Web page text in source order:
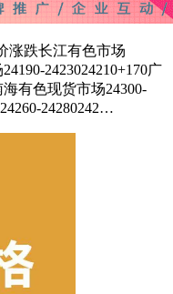
涨跌长江有色市场
2423024210+170广
海有色现货市场24300-
24280242…